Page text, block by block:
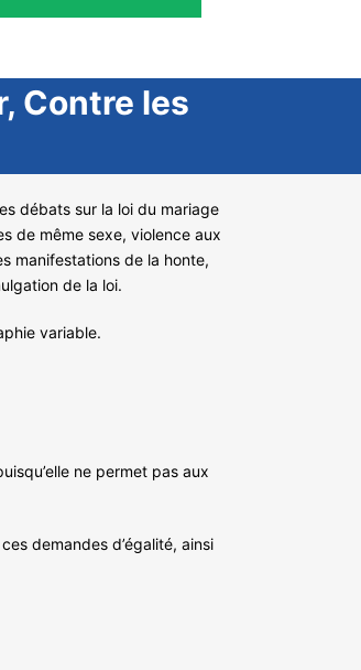
Contre les
débats sur la loi du mariage
de même sexe, violence aux
manifestations de la honte,
de la loi.
variable.
ne permet pas aux
demandes d’égalité, ainsi